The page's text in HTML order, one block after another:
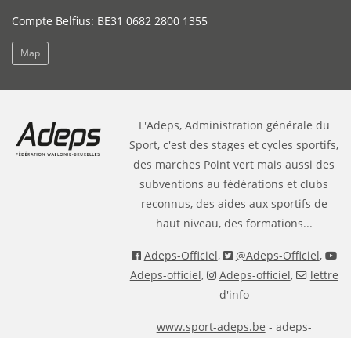
Compte Belfius: BE31 0682 2800 1355
Map
L'Adeps, Administration générale du
Sport, c'est des stages et cycles sportifs,
des marches Point vert mais aussi des
subventions au fédérations et clubs
reconnus, des aides aux sportifs de
haut niveau, des formations...
Adeps-Officiel, @Adeps-Officiel,
Adeps-officiel, Adeps-officiel,
lettre
d'info
www.sport-adeps.be - adeps-